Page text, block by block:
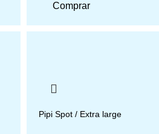
Comprar
Pipi Spot / Extra large